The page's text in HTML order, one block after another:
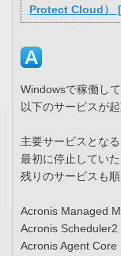
Protect Cloud）
Windowsで稼働し
以下のサービスが
主要サービスとな
最初に停止していた
残りのサービスも
Acronis Managed
Acronis Scheduler2
Acronis Agent Core